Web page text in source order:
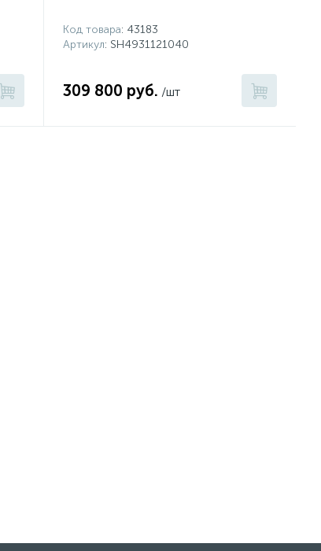
Код товара: 43183
Артикул: SH4931121040
309 800 руб. /шт